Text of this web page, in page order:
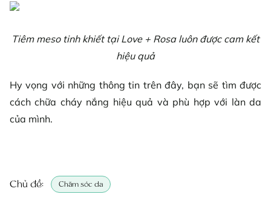
Tiêm meso tinh khiết tại Love + Rosa luôn được cam kết
hiệu quả
Hy vọng với những thông tin trên đây, bạn sẽ tìm được
cách chữa cháy nắng hiệu quả và phù hợp với làn da
của mình.
Chủ đề: Chăm sóc da